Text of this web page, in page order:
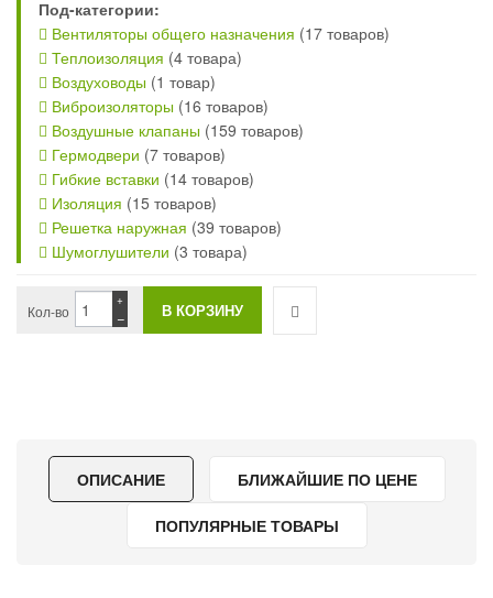
Под-категории:
Вентиляторы общего назначения (17 товаров)
Теплоизоляция (4 товара)
Воздуховоды (1 товар)
Виброизоляторы (16 товаров)
Воздушные клапаны (159 товаров)
Гермодвери (7 товаров)
Гибкие вставки (14 товаров)
Изоляция (15 товаров)
Решетка наружная (39 товаров)
Шумоглушители (3 товара)
Кол-во −
+
ОПИСАНИЕ БЛИЖАЙШИЕ ПО ЦЕНЕ
ПОПУЛЯРНЫЕ ТОВАРЫ